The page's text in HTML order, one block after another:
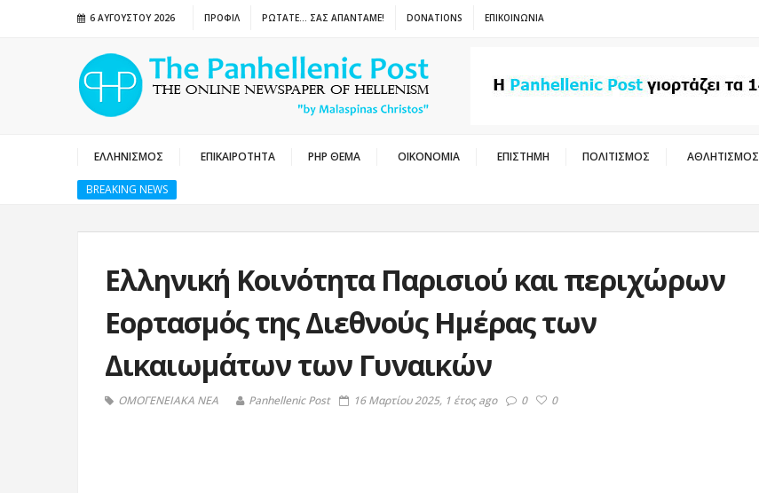
6 ΑΥΓΟΎΣΤΟΥ 2026 ΠΡΟΦΙΛ ΡΩΤΑΤΕ… ΣΑΣ ΑΠΑΝΤΑΜΕ! DONATIONS ΕΠΙΚΟΙΝΩΝΙΑ
ΕΛΛΗΝΙΣΜΟΣ ΕΠΙΚΑΙΡΟΤΗΤΑ PHP ΘΕΜΑ ΟΙΚΟΝΟΜΙΑ ΕΠΙΣΤΗΜΗ ΠΟΛΙΤΙΣΜΟΣ ΑΘΛΗΤΙΣΜΟΣ
BREAKING NEWS
Ελληνική Κοινότητα Παρισιού και περιχώρων
Εορτασμός της Διεθνούς Ημέρας των
Δικαιωμάτων των Γυναικών
ΟΜΟΓΕΝΕΙΑΚΑ ΝΕΑ Panhellenic Post 16 Μαρτίου 2025, 1 έτος ago 0 0